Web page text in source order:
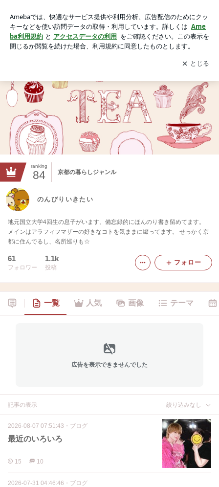
アプリをダウンロードして ブログの更新通知
を受け取りまし
ょう。
開く
ranking
84 京都の暮らしジャンル
のんびりいきたい
地元国立大学4回生の息子がいます。備忘録的にほんのり書き留めてます。
メインはアラフィフマザーの好きなコトを気ままに綴ってます。 せっかく京
都に住んでるし、名所巡りも☆
61
フォロワー
1.1k
投稿
フォロー
一覧 人気 画像 テーマ
広告を表示できませんでした
記事の表示 絞り込みなし
2026-08-07 07:51:43 ・ ブログ
最近のいろいろ
15 10
2026-07-31 04:46:46 ・ ブログ